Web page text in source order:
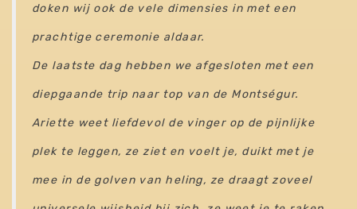
doken wij ook de vele dimensies in met een
prachtige ceremonie aldaar.
De laatste dag hebben we afgesloten met een
diepgaande trip naar top van de Montségur.
Ariette weet liefdevol de vinger op de pijnlijke
plek te leggen, ze ziet en voelt je, duikt met je
mee in de golven van heling, ze draagt zoveel